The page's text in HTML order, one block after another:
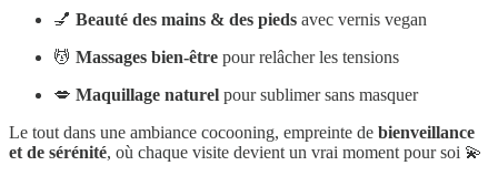
💅 Beauté des mains & des pieds avec vernis vegan
💆 Massages bien-être pour relâcher les tensions
💋 Maquillage naturel pour sublimer sans masquer
Le tout dans une ambiance cocooning, empreinte de bienveillance
et de sérénité, où chaque visite devient un vrai moment pour soi 💫